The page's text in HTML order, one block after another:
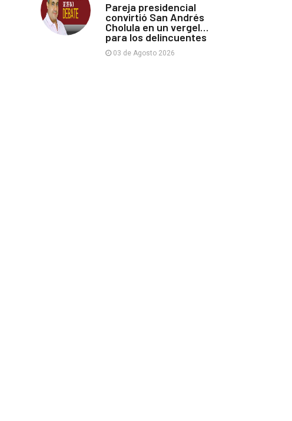
Pareja presidencial
convirtió San Andrés
Cholula en un vergel…
para los delincuentes
03 de Agosto 2026